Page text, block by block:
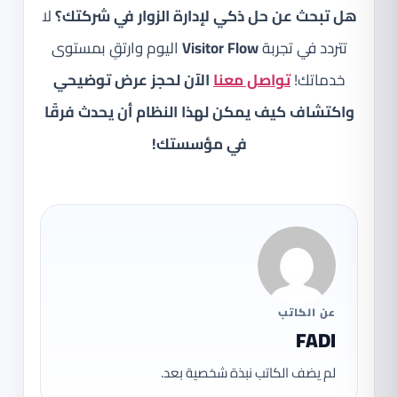
هل تبحث عن حل ذكي لإدارة الزوار في شركتك؟لا
تتردد في تجربةVisitor Flowاليوم وارتقِ بمستوى
خدماتك!تواصل معناالآن لحجز عرض توضيحي
واكتشاف كيف يمكن لهذا النظام أن يحدث فرقًا
في مؤسستك!
عن الكاتب
FADI
لم يضف الكاتب نبذة شخصية بعد.